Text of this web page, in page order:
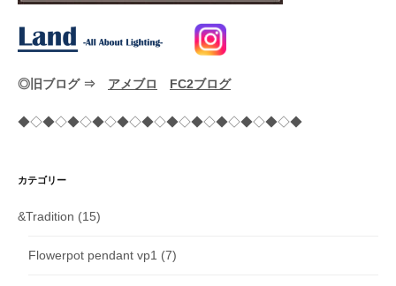
◎旧ブログ ⇒ アメブロ FC2ブログ
◆◇◆◇◆◇◆◇◆◇◆◇◆◇◆◇◆◇◆◇◆◇◆
カテゴリー
&Tradition (15)
Flowerpot pendant vp1 (7)